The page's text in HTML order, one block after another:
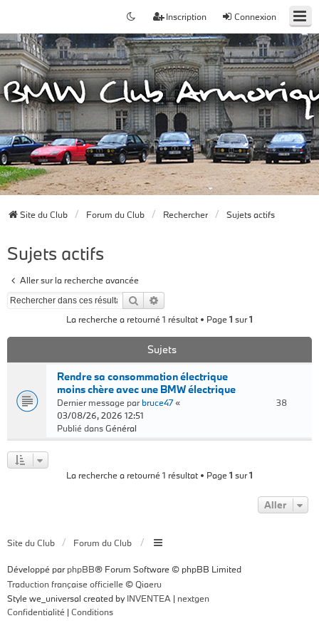
Connexion
Inscription
Site du Club Forum du Club Rechercher Sujets actifs
Sujets actifs
Aller sur la recherche avancée
Rechercher
La recherche a retourné 1 résultat • Page1 sur1
Sujets
Rendre sa consommation électrique
moins chère avec une BMW électrique
Dernier message parbruce47«
03/08/26, 2026 12:51
Publié dansGénéral
38
La recherche a retourné 1 résultat • Page1 sur1
Aller
Site du Club Forum du Club
Développé parphpBB® Forum Software © phpBB Limited
Traduction française officielle ©Qiaeru
Style we_universal created byINVENTEA | nextgen
Confidentialité | Conditions